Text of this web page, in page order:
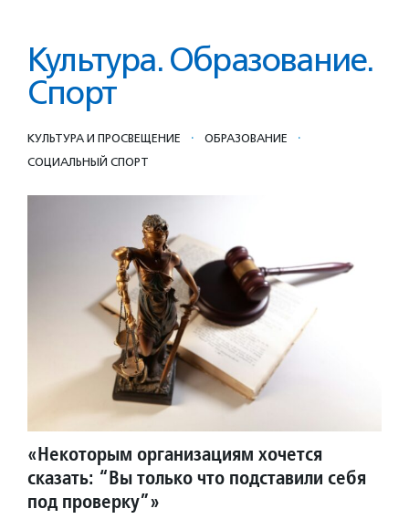
Культура. Образование.
Спорт
КУЛЬТУРА И ПРОСВЕЩЕНИЕ · ОБРАЗОВАНИЕ ·
СОЦИАЛЬНЫЙ СПОРТ
«Некоторым организациям хочется
сказать: “Вы только что подставили себя
под проверку”»